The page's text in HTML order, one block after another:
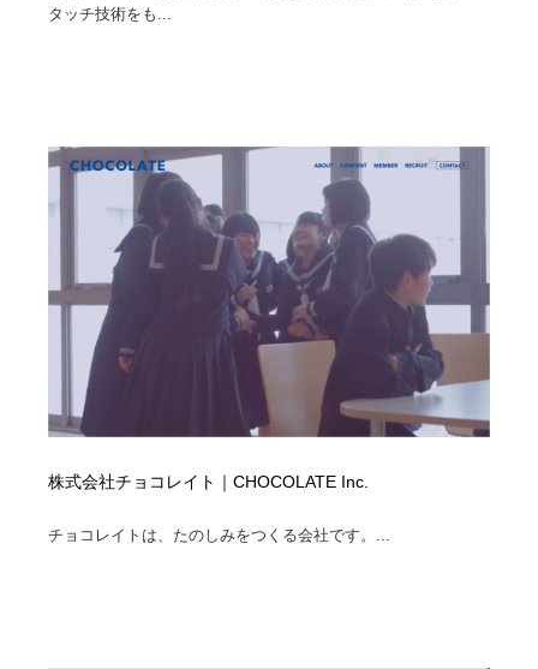
タッチ技術をも...
株式会社チョコレイト｜CHOCOLATE Inc.
チョコレイトは、たのしみをつくる会社です。...